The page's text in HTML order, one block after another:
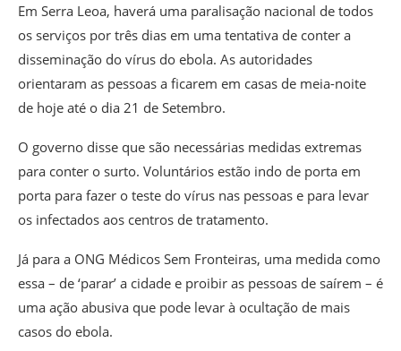
Em Serra Leoa, haverá uma paralisação nacional de todos
os serviços por três dias em uma tentativa de conter a
disseminação do vírus do ebola. As autoridades
orientaram as pessoas a ficarem em casas de meia-noite
de hoje até o dia 21 de Setembro.
O governo disse que são necessárias medidas extremas
para conter o surto. Voluntários estão indo de porta em
porta para fazer o teste do vírus nas pessoas e para levar
os infectados aos centros de tratamento.
Já para a ONG Médicos Sem Fronteiras, uma medida como
essa – de ‘parar’ a cidade e proibir as pessoas de saírem – é
uma ação abusiva que pode levar à ocultação de mais
casos do ebola.